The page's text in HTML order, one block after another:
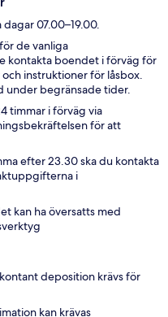
07.00–19.00.
de vanliga
kontakta boendet i förväg för
instruktioner för låsbox.
under begränsade tider.
timmar i förväg via
för att
efter 23.30 ska du kontakta
i
kan ha översatts med
deposition krävs för
kan krävas